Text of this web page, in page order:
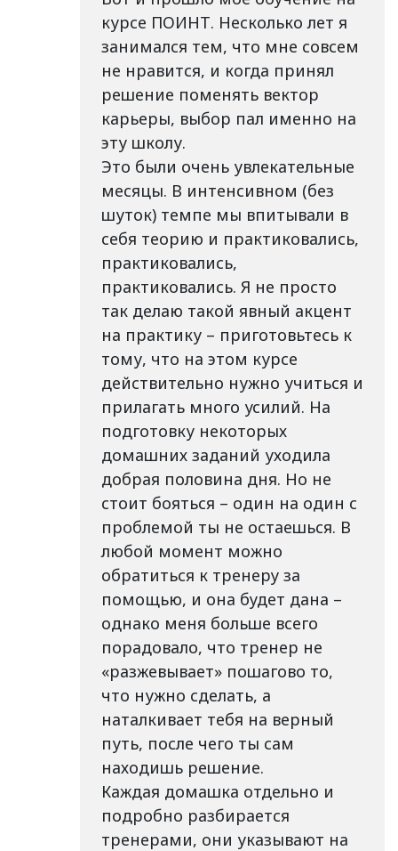
курсе ПОИНТ. Несколько лет я
занимался тем, что мне совсем
не нравится, и когда принял
решение поменять вектор
карьеры, выбор пал именно на
эту школу.
Это были очень увлекательные
месяцы. В интенсивном (без
шуток) темпе мы впитывали в
себя теорию и практиковались,
практиковались,
практиковались. Я не просто
так делаю такой явный акцент
на практику – приготовьтесь к
тому, что на этом курсе
действительно нужно учиться и
прилагать много усилий. На
подготовку некоторых
домашних заданий уходила
добрая половина дня. Но не
стоит бояться – один на один с
проблемой ты не остаешься. В
любой момент можно
обратиться к тренеру за
помощью, и она будет дана –
однако меня больше всего
порадовало, что тренер не
«разжевывает» пошагово то,
что нужно сделать, а
наталкивает тебя на верный
путь, после чего ты сам
находишь решение.
Каждая домашка отдельно и
подробно разбирается
тренерами, они указывают на